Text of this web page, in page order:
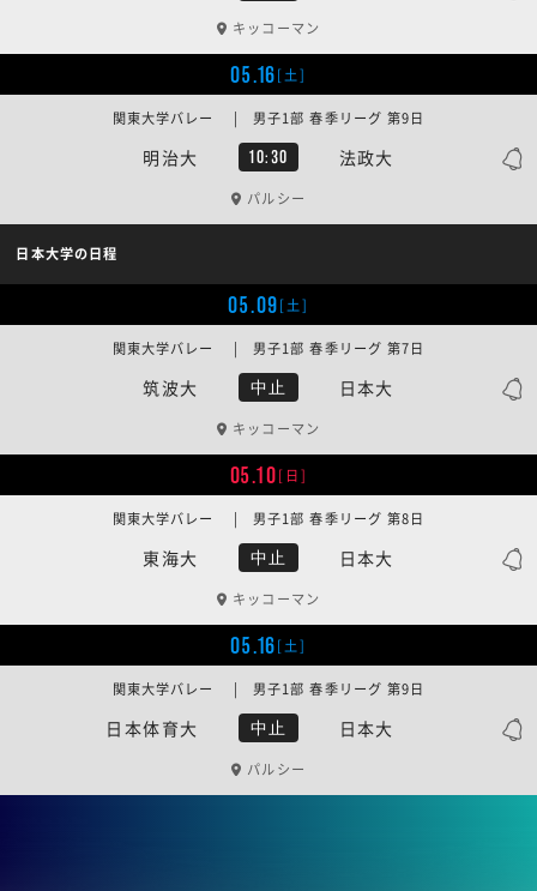
キッコーマン
05.16[土]
明治大 10:30 法政大
関東大学バレー | 男子1部 春季リーグ 第9日
パルシー
日本大学の日程
05.09[土]
筑波大 中止 日本大
関東大学バレー | 男子1部 春季リーグ 第7日
キッコーマン
05.10[日]
東海大 中止 日本大
関東大学バレー | 男子1部 春季リーグ 第8日
キッコーマン
05.16[土]
日本体育大 中止 日本大
関東大学バレー | 男子1部 春季リーグ 第9日
パルシー